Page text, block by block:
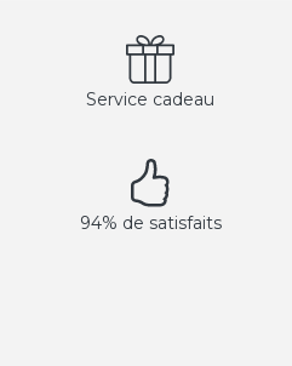
Service cadeau
94% de satisfaits